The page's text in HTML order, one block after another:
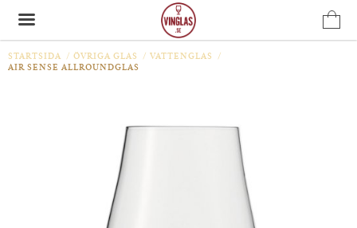
Produkten har blivit tillagd i varukorgen
STARTSIDA / ÖVRIGA GLAS / VATTENGLAS
/
AIR SENSE ALLROUNDGLAS